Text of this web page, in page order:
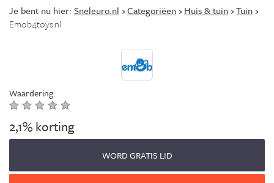
Je bent nu hier: Sneleuro.nl ›Categoriëen› Huis & tuin›Tuin›
Emob4toys.nl
Waardering:
2,1% korting
WORD GRATIS LID